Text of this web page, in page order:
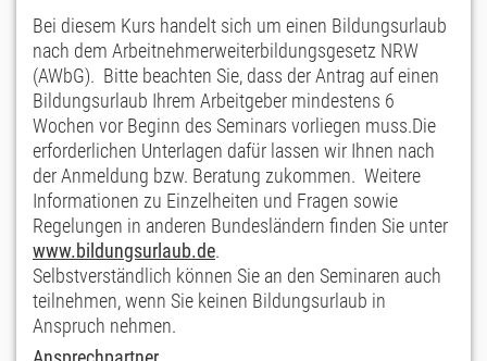
Bei diesem Kurs handelt sich um einen Bildungsurlaub
nach dem Arbeitnehmerweiterbildungsgesetz NRW
(AWbG). Bitte beachten Sie, dass der Antrag auf einen
Bildungsurlaub Ihrem Arbeitgeber mindestens 6
Wochen vor Beginn des Seminars vorliegen muss.Die
erforderlichen Unterlagen dafür lassen wir Ihnen nach
der Anmeldung bzw. Beratung zukommen. Weitere
Informationen zu Einzelheiten und Fragen sowie
Regelungen in anderen Bundesländern finden Sie unter
www.bildungsurlaub.de.
Selbstverständlich können Sie an den Seminaren auch
teilnehmen, wenn Sie keinen Bildungsurlaub in
Anspruch nehmen.